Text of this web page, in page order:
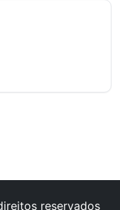
reservados